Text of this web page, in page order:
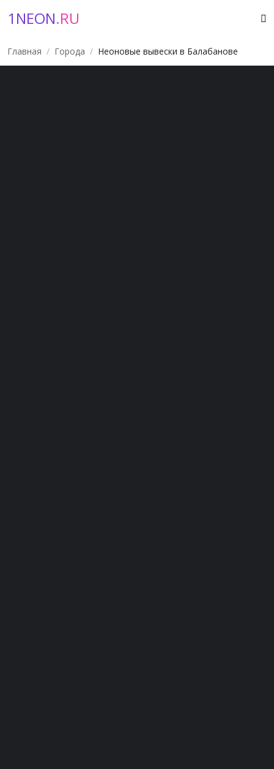
1NEON.RU
Главная Города Неоновые вывески в Балабанове